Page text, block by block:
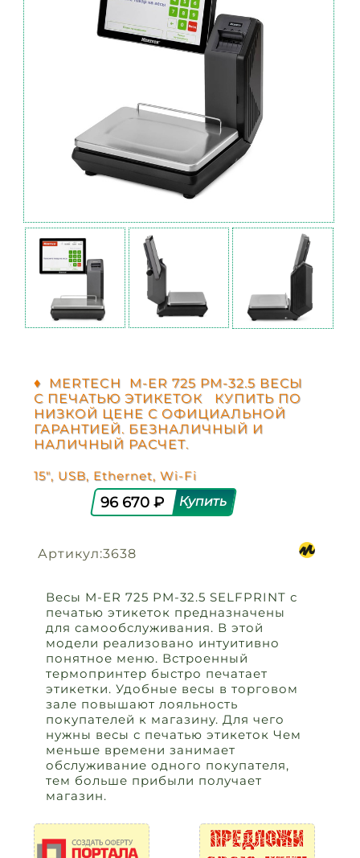
♦ MERTECH M-ER 725 PM-32.5 ВЕСЫ
С ПЕЧАТЬЮ ЭТИКЕТОК КУПИТЬ ПО
НИЗКОЙ ЦЕНЕ С ОФИЦИАЛЬНОЙ
ГАРАНТИЕЙ. БЕЗНАЛИЧНЫЙ И
НАЛИЧНЫЙ РАСЧЕТ.
15", USB, Ethernet, Wi-Fi
96 670 ₽
Артикул:3638
Весы M-ER 725 PM-32.5 SELFPRINT с
печатью этикеток предназначены
для самообслуживания. В этой
модели реализовано интуитивно
понятное меню. Встроенный
термопринтер быстро печатает
этикетки. Удобные весы в торговом
зале повышают лояльность
покупателей к магазину. Для чего
нужны весы с печатью этикеток Чем
меньше времени занимает
обслуживание одного покупателя,
тем больше прибыли получает
магазин.